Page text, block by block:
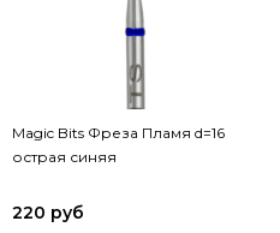
Magic Bits Фреза Пламя d=16
острая синяя
220 руб